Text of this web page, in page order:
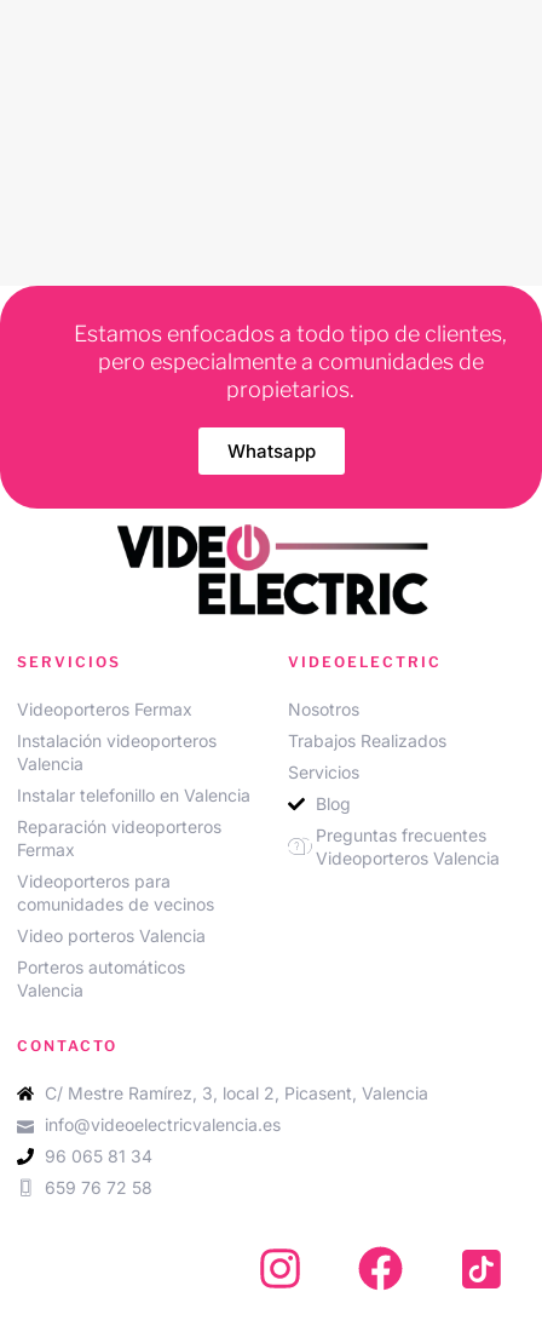
Estamos enfocados a todo tipo de clientes,
pero especialmente a comunidades de
propietarios.
Whatsapp
SERVICIOS
Videoporteros Fermax
Instalación videoporteros
Valencia
Instalar telefonillo en Valencia
Reparación videoporteros
Fermax
Videoporteros para
comunidades de vecinos
Video porteros Valencia
Porteros automáticos
Valencia
VIDEOELECTRIC
Nosotros
Trabajos Realizados
Servicios
Blog
Preguntas frecuentes
Videoporteros Valencia
CONTACTO
C/ Mestre Ramírez, 3, local 2, Picasent, Valencia
info@videoelectricvalencia.es
96 065 81 34
659 76 72 58